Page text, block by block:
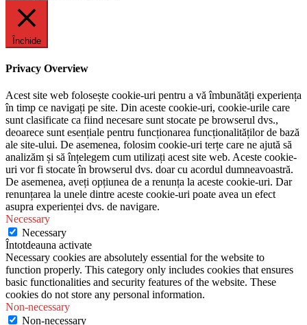
Închide
Privacy Overview
Acest site web folosește cookie-uri pentru a vă îmbunătăți experiența
în timp ce navigați pe site. Din aceste cookie-uri, cookie-urile care
sunt clasificate ca fiind necesare sunt stocate pe browserul dvs.,
deoarece sunt esențiale pentru funcționarea funcționalităților de bază
ale site-ului. De asemenea, folosim cookie-uri terțe care ne ajută să
analizăm și să înțelegem cum utilizați acest site web. Aceste cookie-
uri vor fi stocate în browserul dvs. doar cu acordul dumneavoastră.
De asemenea, aveți opțiunea de a renunța la aceste cookie-uri. Dar
renunțarea la unele dintre aceste cookie-uri poate avea un efect
asupra experienței dvs. de navigare.
Necessary
Necessary
Întotdeauna activate
Necessary cookies are absolutely essential for the website to
function properly. This category only includes cookies that ensures
basic functionalities and security features of the website. These
cookies do not store any personal information.
Non-necessary
Non-necessary